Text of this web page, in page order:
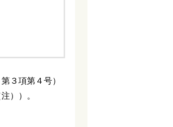
３項第４号）
））。